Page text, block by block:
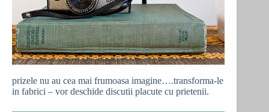
prizele nu au cea mai frumoasa imagine….transforma-le
in fabrici – vor deschide discutii placute cu prietenii.